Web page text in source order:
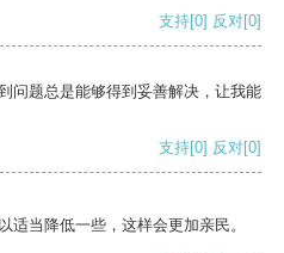
支持[0] 反对[0]
问题总是能够得到妥善解决，让我能
支持[0] 反对[0]
适当降低一些，这样会更加亲民。